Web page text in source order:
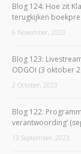
Blog 124: Hoe zit
terugkijken
6 November, 2023
Blog 123:
ODGOI (3 oktober
2 October, 2023
Blog 122:
verantwoording’
13 September, 2023